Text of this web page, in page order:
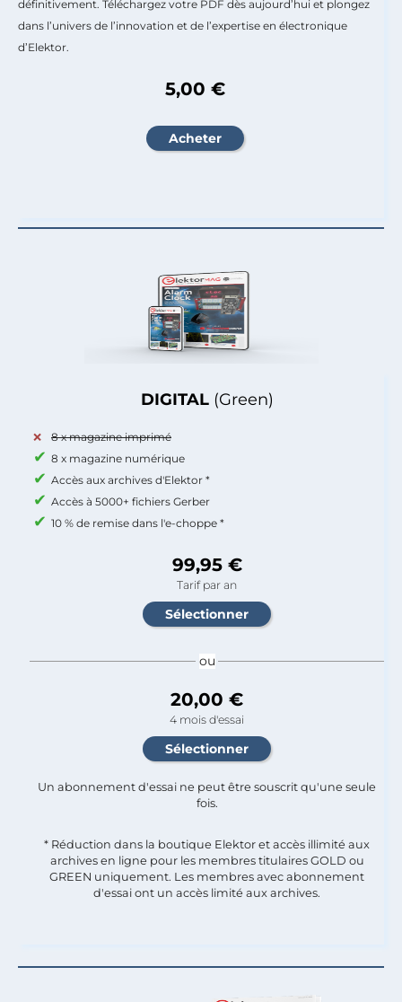
DIGITAL (Green)
8 x magazine imprimé
8 x magazine numérique
Accès aux archives d'Elektor *
Accès à 5000+ fichiers Gerber
10 % de remise dans l'e-choppe *
99,95 €
Tarif par an
ou
20,00 €
4 mois d'essai
Un abonnement d'essai ne peut être souscrit qu'une seule
fois.​
* Réduction dans la boutique Elektor et accès illimité aux
archives en ligne pour les membres titulaires GOLD ou
GREEN uniquement. Les membres avec abonnement
d'essai ont un accès limité aux archives.
définitivement. Téléchargez votre PDF dès aujourd’hui et plongez
dans l’univers de l’innovation et de l’expertise en électronique
d’Elektor.
5,00 €